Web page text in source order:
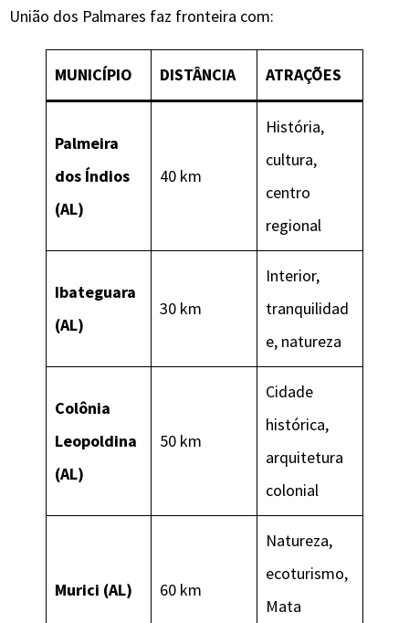
União dos Palmares faz fronteira com:
MUNICÍPIO DISTÂNCIA ATRAÇÕES
Palmeira
dos Índios
(AL)
40 km
História,
cultura,
centro
regional
Ibateguara
(AL)
30 km
Interior,
tranquilidad
e, natureza
Colônia
Leopoldina
(AL)
50 km
Cidade
histórica,
arquitetura
colonial
Murici (AL) 60 km
Natureza,
ecoturismo,
Mata